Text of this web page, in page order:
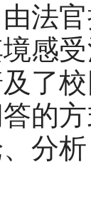
法
感
了
的
分